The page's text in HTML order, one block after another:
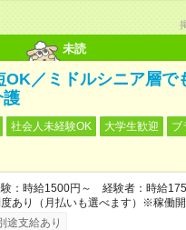
未読
OK／ミドルシニア層で
護
社会人未経験OK 大学生歓迎
ブ
験：時給1500円～ 経験者：時給
あり（月払いも選べます）※稼働開
払いとなります。
途支給あり